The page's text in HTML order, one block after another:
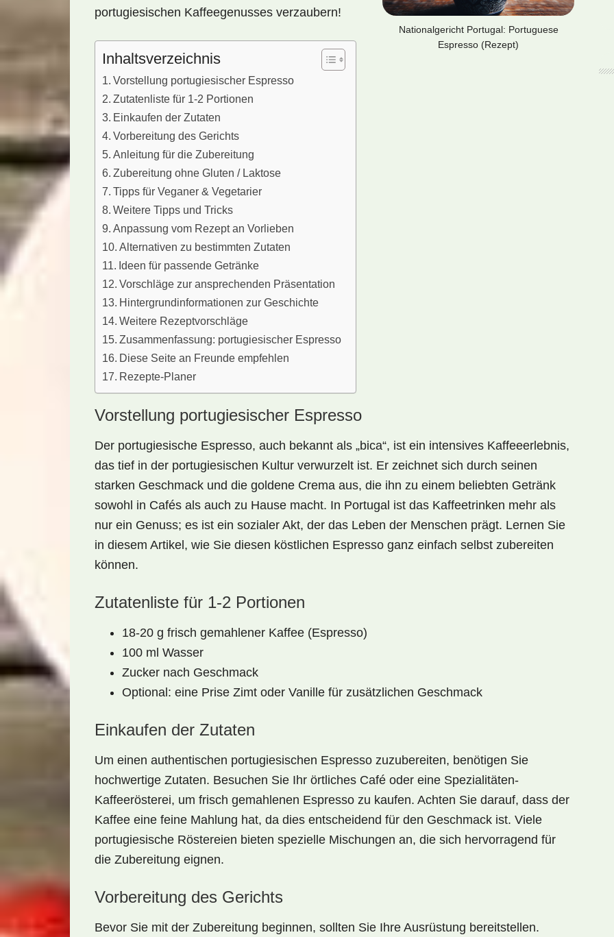
Nationalgericht Portugal: Portuguese
Espresso (Rezept)
portugiesischen Kaffeegenusses verzaubern!
Inhaltsverzeichnis
Vorstellung portugiesischer Espresso
Zutatenliste für 1-2 Portionen
Einkaufen der Zutaten
Vorbereitung des Gerichts
Anleitung für die Zubereitung
Zubereitung ohne Gluten / Laktose
Tipps für Veganer & Vegetarier
Weitere Tipps und Tricks
Anpassung vom Rezept an Vorlieben
Alternativen zu bestimmten Zutaten
Ideen für passende Getränke
Vorschläge zur ansprechenden Präsentation
Hintergrundinformationen zur Geschichte
Weitere Rezeptvorschläge
Zusammenfassung: portugiesischer Espresso
Diese Seite an Freunde empfehlen
Rezepte-Planer
Vorstellung portugiesischer Espresso
Der portugiesische Espresso, auch bekannt als „bica“, ist ein intensives Kaffeeerlebnis,
das tief in der portugiesischen Kultur verwurzelt ist. Er zeichnet sich durch seinen
starken Geschmack und die goldene Crema aus, die ihn zu einem beliebten Getränk
sowohl in Cafés als auch zu Hause macht. In Portugal ist das Kaffeetrinken mehr als
nur ein Genuss; es ist ein sozialer Akt, der das Leben der Menschen prägt. Lernen Sie
in diesem Artikel, wie Sie diesen köstlichen Espresso ganz einfach selbst zubereiten
können.
Zutatenliste für 1-2 Portionen
18-20 g frisch gemahlener Kaffee (Espresso)
100 ml Wasser
Zucker nach Geschmack
Optional: eine Prise Zimt oder Vanille für zusätzlichen Geschmack
Einkaufen der Zutaten
Um einen authentischen portugiesischen Espresso zuzubereiten, benötigen Sie
hochwertige Zutaten. Besuchen Sie Ihr örtliches Café oder eine Spezialitäten-
Kaffeerösterei, um frisch gemahlenen Espresso zu kaufen. Achten Sie darauf, dass der
Kaffee eine feine Mahlung hat, da dies entscheidend für den Geschmack ist. Viele
portugiesische Röstereien bieten spezielle Mischungen an, die sich hervorragend für
die Zubereitung eignen.
Vorbereitung des Gerichts
Bevor Sie mit der Zubereitung beginnen, sollten Sie Ihre Ausrüstung bereitstellen.